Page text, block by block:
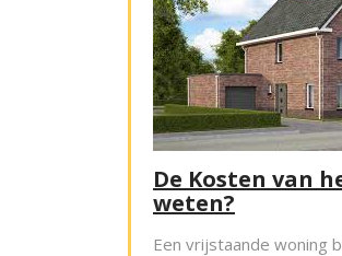
De Kosten van
weten?
Een vrijstaande woning